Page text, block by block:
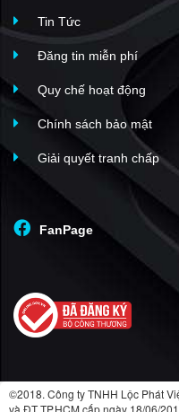
Tin Tức
Đăng tin miễn phí
Quy chế hoạt động
Chính sách bảo mật
Giải quyết tranh chấp
FanPage
©2018. Công ty TNHH Lộc Phát